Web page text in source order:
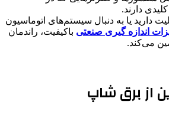
دارند.
دارید یا به دنبال سیستم‌های اتوماسیون
اندازه گیری صنعتی باکیفیت، راندمان
می‌کند.
از برق شاپ